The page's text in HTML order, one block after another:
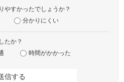
やすかったでしょうか？
分かりにくい
たか？
時間がかかった